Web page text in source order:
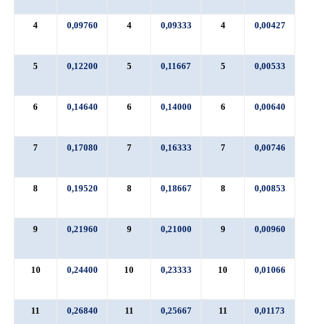
4 0,09760 4 0,09333 4 0,00427
5 0,12200 5 0,11667 5 0,00533
6 0,14640 6 0,14000 6 0,00640
7 0,17080 7 0,16333 7 0,00746
8 0,19520 8 0,18667 8 0,00853
9 0,21960 9 0,21000 9 0,00960
10 0,24400 10 0,23333 10 0,01066
11 0,26840 11 0,25667 11 0,01173